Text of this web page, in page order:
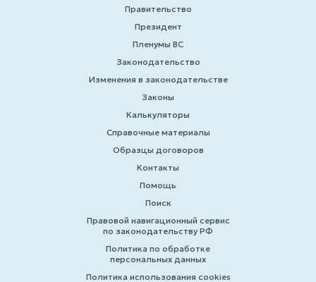
Правительство
Президент
Пленумы ВС
Законодательство
Изменения в законодательстве
Законы
Калькуляторы
Справочные материалы
Образцы договоров
Контакты
Помощь
Поиск
Правовой навигационный сервис
по законодательству РФ
Политика по обработке
персональных данных
Политика использования cookies